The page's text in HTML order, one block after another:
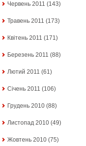
Червень 2011 (143)
Травень 2011 (173)
Квітень 2011 (171)
Березень 2011 (88)
Лютий 2011 (61)
Січень 2011 (106)
Грудень 2010 (88)
Листопад 2010 (49)
Жовтень 2010 (75)